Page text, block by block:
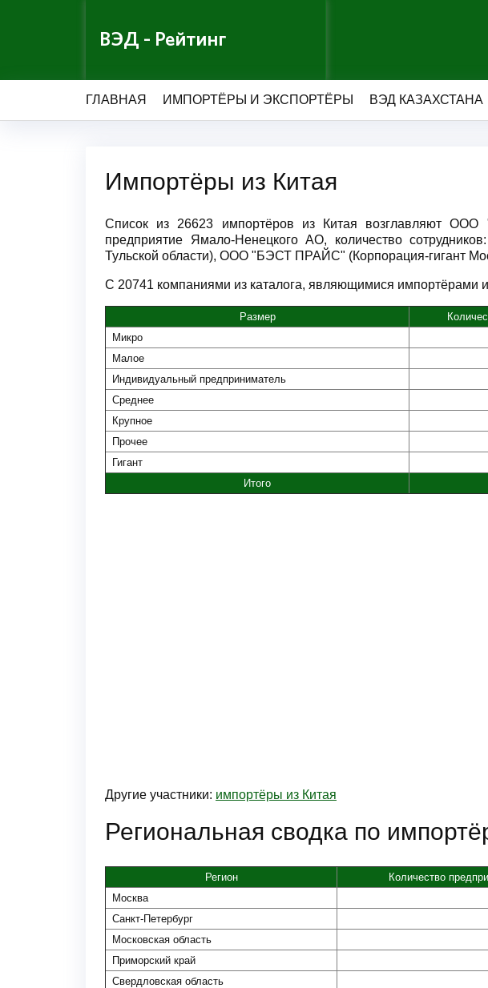
ВЭД - Рейтинг
ГЛАВНАЯ ИМПОРТЁРЫ И ЭКСПОРТЁРЫ ВЭД КАЗАХСТАНА
Импортёры из Китая
Список из 26623 импортёров из Китая возглавляют
предприятие Ямало-Ненецкого АО, количество
Тульской области), ООО "БЭСТ ПРАЙС" (Корпорация-гигант
С 20741 компаниями из каталога, являющимися импортёрами
Размер
Микро
Малое
Индивидуальный предприниматель
Среднее
Крупное
Прочее
Гигант
Итого
Другие участники: импортёры из Китая
Региональная сводка по
Регион Количество
Москва
Санкт-Петербург
Московская область
Приморский край
Свердловская область